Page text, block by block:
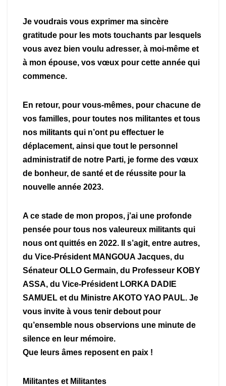
Je voudrais vous exprimer ma sincère
gratitude pour les mots touchants par lesquels
vous avez bien voulu adresser, à moi-même et
à mon épouse, vos vœux pour cette année qui
commence.
En retour, pour vous-mêmes, pour chacune de
vos familles, pour toutes nos militantes et tous
nos militants qui n’ont pu effectuer le
déplacement, ainsi que tout le personnel
administratif de notre Parti, je forme des vœux
de bonheur, de santé et de réussite pour la
nouvelle année 2023.
A ce stade de mon propos, j’ai une profonde
pensée pour tous nos valeureux militants qui
nous ont quittés en 2022. Il s’agit, entre autres,
du Vice-Président MANGOUA Jacques, du
Sénateur OLLO Germain, du Professeur KOBY
ASSA, du Vice-Président LORKA DADIE
SAMUEL et du Ministre AKOTO YAO PAUL. Je
vous invite à vous tenir debout pour
qu’ensemble nous observions une minute de
silence en leur mémoire.
Que leurs âmes reposent en paix !
Militantes et Militantes